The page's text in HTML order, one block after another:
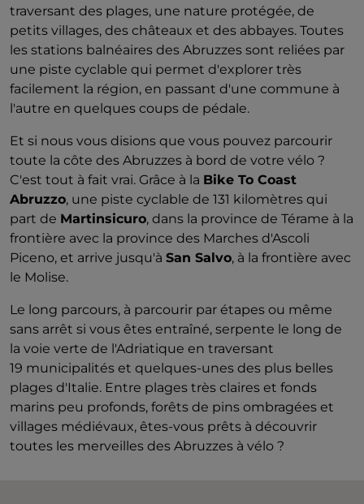
traversant des plages, une nature protégée, de
petits villages, des châteaux et des abbayes. Toutes
les stations balnéaires des Abruzzes sont reliées par
une piste cyclable qui permet d'explorer très
facilement la région, en passant d'une commune à
l'autre en quelques coups de pédale.
Et si nous vous disions que vous pouvez parcourir
toute la côte des Abruzzes à bord de votre vélo ?
C'est tout à fait vrai. Grâce à la Bike To Coast
Abruzzo, une piste cyclable de 131 kilomètres qui
part de Martinsicuro, dans la province de Térame à la
frontière avec la province des Marches d'Ascoli
Piceno, et arrive jusqu'à San Salvo, à la frontière avec
le Molise.
Le long parcours, à parcourir par étapes ou même
sans arrêt si vous êtes entraîné, serpente le long de
la voie verte de l'Adriatique en traversant
19 municipalités et quelques-unes des plus belles
plages d'Italie. Entre plages très claires et fonds
marins peu profonds, forêts de pins ombragées et
villages médiévaux, êtes-vous prêts à découvrir
toutes les merveilles des Abruzzes à vélo ?